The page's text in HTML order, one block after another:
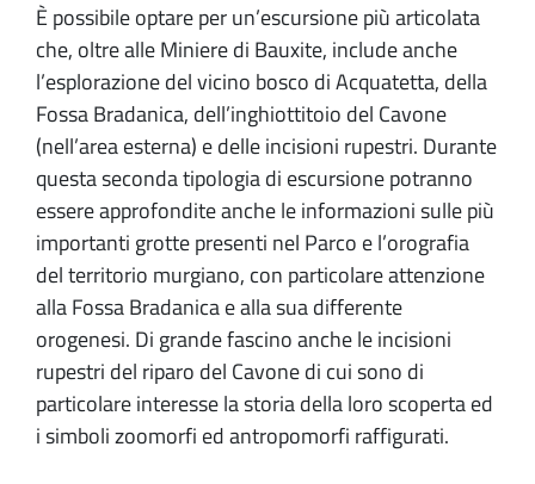
È possibile optare per un’escursione più articolata
che, oltre alle Miniere di Bauxite, include anche
l’esplorazione del vicino bosco di Acquatetta, della
Fossa Bradanica, dell’inghiottitoio del Cavone
(nell’area esterna) e delle incisioni rupestri. Durante
questa seconda tipologia di escursione potranno
essere approfondite anche le informazioni sulle più
importanti grotte presenti nel Parco e l’orografia
del territorio murgiano, con particolare attenzione
alla Fossa Bradanica e alla sua differente
orogenesi. Di grande fascino anche le incisioni
rupestri del riparo del Cavone di cui sono di
particolare interesse la storia della loro scoperta ed
i simboli zoomorfi ed antropomorfi raffigurati.